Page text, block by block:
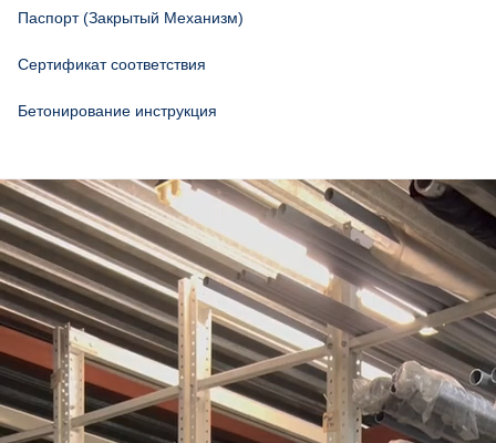
Паспорт (Закрытый Механизм)
Сертификат соответствия
Бетонирование инструкция